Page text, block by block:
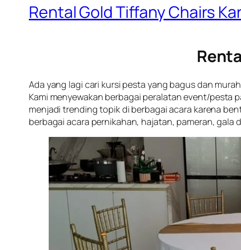
Rental Gold Tiffany Chairs
Ada yang lagi cari kursi pesta yang bagus dan
Kami menyewakan berbagai peralatan event/pesta
menjadi trending topik di berbagai acara karena
berbagai acara pernikahan, hajatan, pameran, gala